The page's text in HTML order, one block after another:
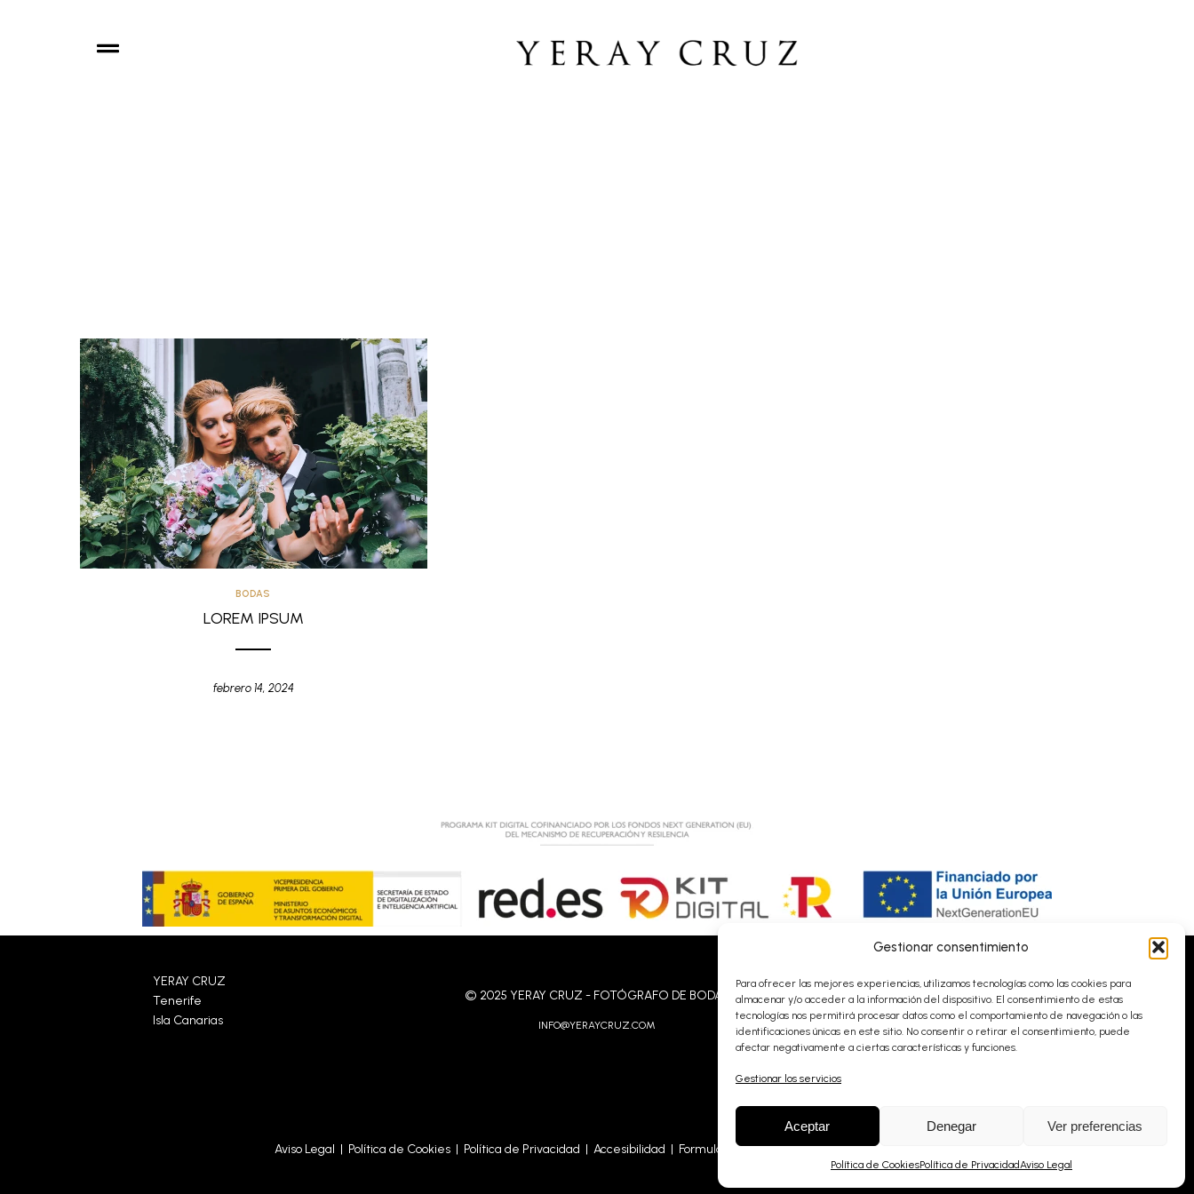
Gestionar consentimiento
Para ofrecer las mejores experiencias, utilizamos tecnologías como las cookies para
almacenar y/o acceder a la información del dispositivo. El consentimiento de estas
tecnologías nos permitirá procesar datos como el comportamiento de navegación o las
identificaciones únicas en este sitio. No consentir o retirar el consentimiento, puede
afectar negativamente a ciertas características y funciones.
Gestionar los servicios
Aceptar Denegar Ver preferencias
Política de CookiesPolítica de PrivacidadAviso Legal
BODAS
LOREM IPSUM
febrero 14, 2024
YERAY CRUZ
Tenerife
Isla Canarias
© 2025 YERAY CRUZ - FOTÓGRAFO DE BODAS
INFO@YERAYCRUZ.COM
Aviso Legal | Política de Cookies| Política de Privacidad | Accesibilidad | Formulario de Accesibilidad|Mapa del Sitio